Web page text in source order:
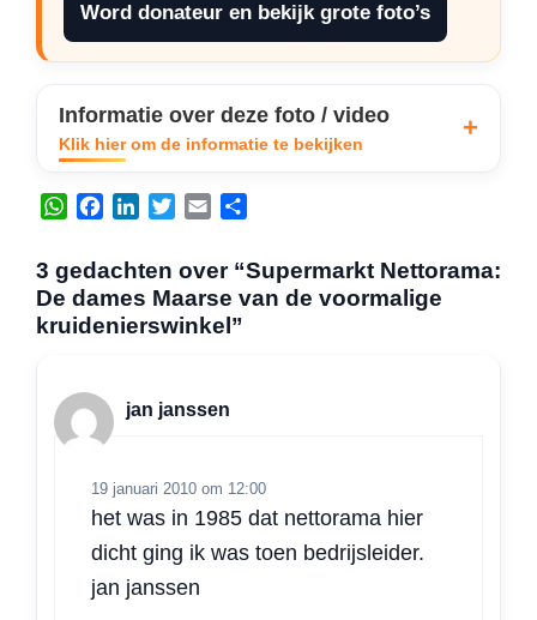
Word donateur en bekijk grote foto’s
Informatie over deze foto / video
Klik hier om de informatie te bekijken
W
t
s
A
p
e
b
o
k
e
d
t
e
i
l
l
e
n
3 gedachten over “Supermarkt Nettorama:
De dames Maarse van de voormalige
kruidenierswinkel”
jan janssen
19 januari 2010 om 12:00
het was in 1985 dat nettorama hier
dicht ging ik was toen bedrijsleider.
jan janssen